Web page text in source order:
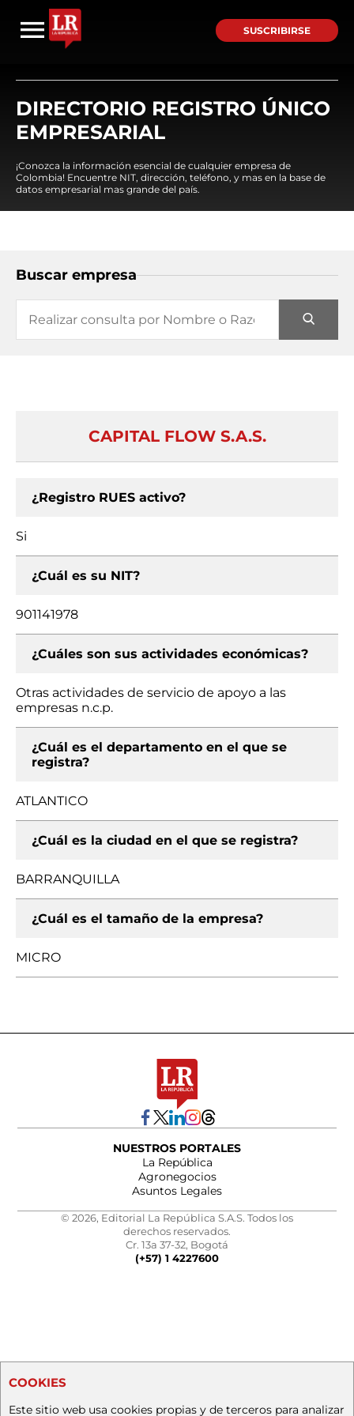
SUSCRIBIRSE
DIRECTORIO REGISTRO ÚNICO
EMPRESARIAL
¡Conozca la información esencial de cualquier empresa de
Colombia! Encuentre NIT, dirección, teléfono, y mas en la base de
datos empresarial mas grande del país.
Buscar empresa
CAPITAL FLOW S.A.S.
¿Registro RUES activo?
Si
¿Cuál es su NIT?
901141978
¿Cuáles son sus actividades económicas?
Otras actividades de servicio de apoyo a las
empresas n.c.p.
¿Cuál es el departamento en el que se
registra?
ATLANTICO
¿Cuál es la ciudad en el que se registra?
BARRANQUILLA
¿Cuál es el tamaño de la empresa?
MICRO
NUESTROS PORTALES
La República
Agronegocios
Asuntos Legales
© 2026, Editorial La República S.A.S. Todos los
derechos reservados.
Cr. 13a 37-32, Bogotá
(+57) 1 4227600
COOKIES
Este sitio web usa cookies propias y de terceros para analizar